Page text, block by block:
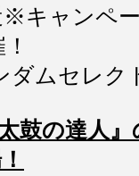
ャンペー
ムセレク
鼓の達人